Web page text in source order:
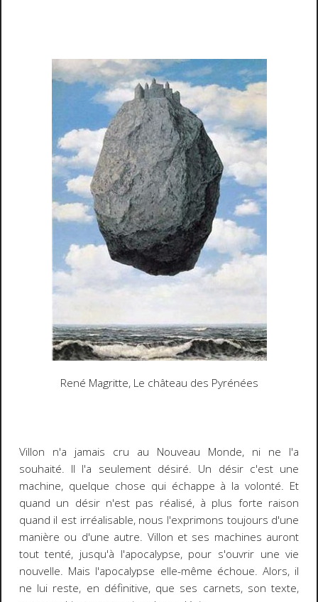
René Magritte, Le château des Pyrénées
Villon n'a jamais cru au Nouveau Monde, ni ne l'a
souhaité. Il l'a seulement désiré. Un désir c'est une
machine, quelque chose qui échappe à la volonté. Et
quand un désir n'est pas réalisé, à plus forte raison
quand il est irréalisable, nous l'exprimons toujours d'une
manière ou d'une autre. Villon et ses machines auront
tout tenté, jusqu'à l'apocalypse, pour s'ouvrir une vie
nouvelle. Mais l'apocalypse elle-même échoue. Alors, il
ne lui reste, en définitive, que ses carnets, sontexte,